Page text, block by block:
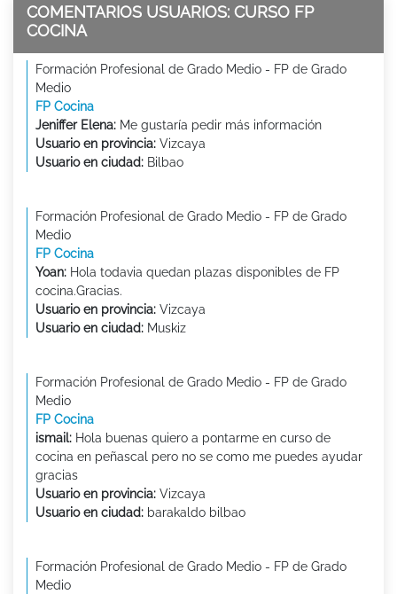
COMENTARIOS USUARIOS: CURSO FP
COCINA
Formación Profesional de Grado Medio - FP de Grado
Medio
FP Cocina
Jeniffer Elena: Me gustaría pedir más información
Usuario en provincia: Vizcaya
Usuario en ciudad: Bilbao
Formación Profesional de Grado Medio - FP de Grado
Medio
FP Cocina
Yoan: Hola todavia quedan plazas disponibles de FP
cocina.Gracias.
Usuario en provincia: Vizcaya
Usuario en ciudad: Muskiz
Formación Profesional de Grado Medio - FP de Grado
Medio
FP Cocina
ismail: Hola buenas quiero a pontarme en curso de
cocina en peñascal pero no se como me puedes ayudar
gracias
Usuario en provincia: Vizcaya
Usuario en ciudad: barakaldo bilbao
Formación Profesional de Grado Medio - FP de Grado
Medio